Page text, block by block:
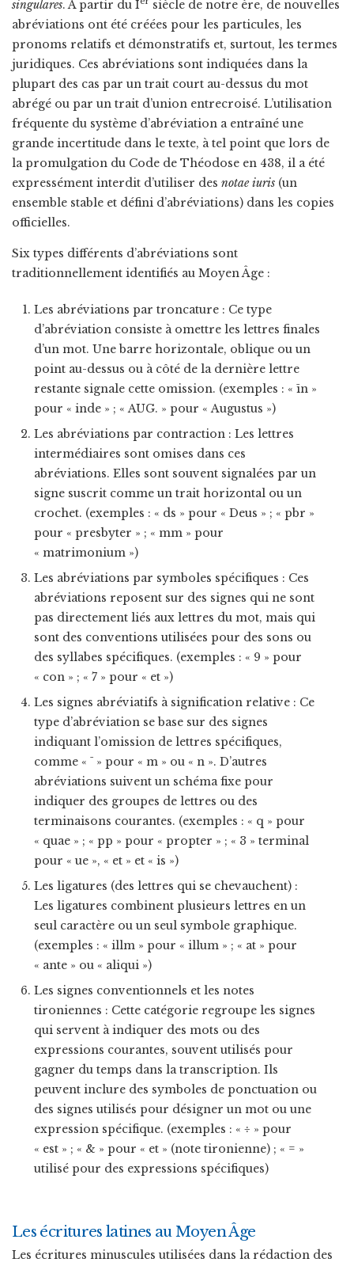
singulares. À partir du I
siècle de notre ère, de nouvelles
abréviations ont été créées pour les particules, les
pronoms relatifs et démonstratifs et, surtout, les termes
juridiques. Ces abréviations sont indiquées dans la
plupart des cas par un trait court au-dessus du mot
abrégé ou par un trait d’union entrecroisé. L’utilisation
fréquente du système d’abréviation a entraîné une
grande incertitude dans le texte, à tel point que lors de
la promulgation du Code de Théodose en 438, il a été
expressément interdit d’utiliser des notae iuris (un
ensemble stable et défini d’abréviations) dans les copies
officielles.
Six types différents d’abréviations sont
traditionnellement identifiés au Moyen Âge :
Les abréviations par troncature : Ce type
d’abréviation consiste à omettre les lettres finales
d’un mot. Une barre horizontale, oblique ou un
point au-dessus ou à côté de la dernière lettre
restante signale cette omission. (exemples : « īn »
pour « inde » ; « AUG. » pour « Augustus »)
Les abréviations par contraction : Les lettres
intermédiaires sont omises dans ces
abréviations. Elles sont souvent signalées par un
signe suscrit comme un trait horizontal ou un
crochet. (exemples : « ds » pour « Deus » ; « pbr »
pour « presbyter » ; « mm » pour
« matrimonium »)
Les abréviations par symboles spécifiques : Ces
abréviations reposent sur des signes qui ne sont
pas directement liés aux lettres du mot, mais qui
sont des conventions utilisées pour des sons ou
des syllabes spécifiques. (exemples : « 9 » pour
« con » ; « 7 » pour « et »)
Les signes abréviatifs à signification relative : Ce
type d’abréviation se base sur des signes
indiquant l’omission de lettres spécifiques,
comme « ¯ » pour « m » ou « n ». D’autres
abréviations suivent un schéma fixe pour
indiquer des groupes de lettres ou des
terminaisons courantes. (exemples : « q » pour
« quae » ; « pp » pour « propter » ; « 3 » terminal
pour « ue », « et » et « is »)
Les ligatures (des lettres qui se chevauchent) :
Les ligatures combinent plusieurs lettres en un
seul caractère ou un seul symbole graphique.
(exemples : « illm » pour « illum » ; « at » pour
« ante » ou « aliqui »)
Les signes conventionnels et les notes
tironiennes : Cette catégorie regroupe les signes
qui servent à indiquer des mots ou des
expressions courantes, souvent utilisés pour
gagner du temps dans la transcription. Ils
peuvent inclure des symboles de ponctuation ou
des signes utilisés pour désigner un mot ou une
expression spécifique. (exemples : « ÷ » pour
« est » ; « & » pour « et » (note tironienne) ; « = »
utilisé pour des expressions spécifiques)
Les écritures latines au Moyen Âge
Les écritures minuscules utilisées dans la rédaction des